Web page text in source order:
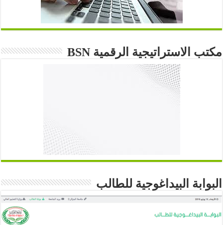
مكتب الاستراتيجية الرقمية BSN
البوابة البيداغوجية للطالب